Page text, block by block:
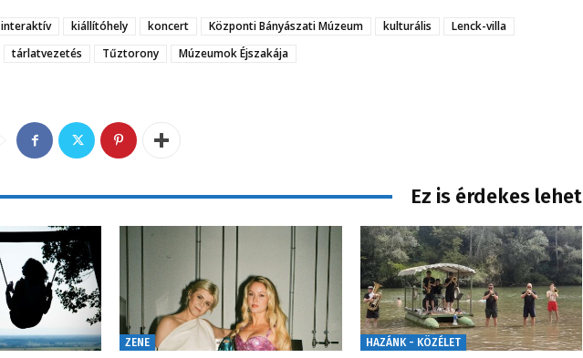
interaktív kiállítóhely koncert Központi Bányászati Múzeum kulturális
Lenck-villa
tárlatvezetés Tűztorony Múzeumok Éjszakája
Ez is érdekes lehet
ZENE HAZÁNK - KÖZÉLET